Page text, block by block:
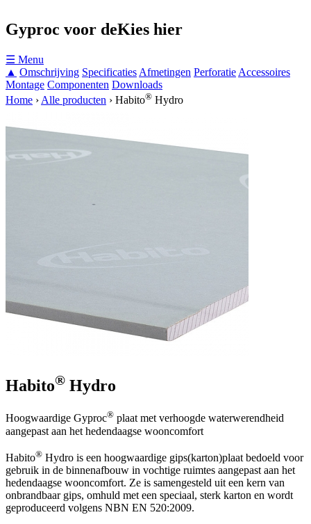
Gyproc voor deKies hier
☰ Menu
▲ Omschrijving Specificaties Afmetingen Perforatie Accessoires
Montage Componenten Downloads
Home ›Alle producten › Habito® Hydro
Habito® Hydro
Hoogwaardige Gyproc® plaat met verhoogde waterwerendheid
aangepast aan het hedendaagse wooncomfort
Habito® Hydro is een hoogwaardige gips(karton)plaat bedoeld voor
gebruik in de binnenafbouw in vochtige ruimtes aangepast aan het
hedendaagse wooncomfort. Ze is samengesteld uit een kern van
onbrandbaar gips, omhuld met een speciaal, sterk karton en wordt
geproduceerd volgens NBN EN 520:2009.